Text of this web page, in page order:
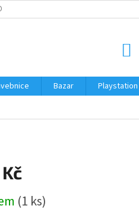
Bazar Playstation
(1 ks)